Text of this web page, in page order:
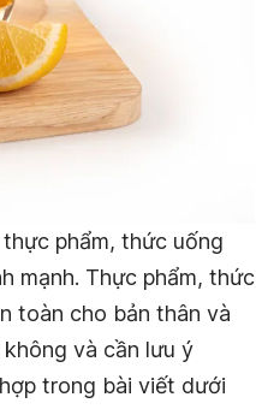
phẩm, thức uống
mạnh. Thực phẩm, thức
toàn cho bản thân và
và cần lưu ý
trong bài viết dưới